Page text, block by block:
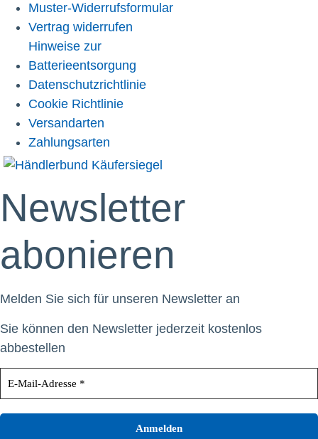
Muster-Widerrufsformular
Vertrag widerrufen
Hinweise zur
Batterieentsorgung
Datenschutzrichtlinie
Cookie Richtlinie
Versandarten
Zahlungsarten
Newsletter
abonieren
Melden Sie sich für unseren Newsletter an
Sie können den Newsletter jederzeit kostenlos
abbestellen